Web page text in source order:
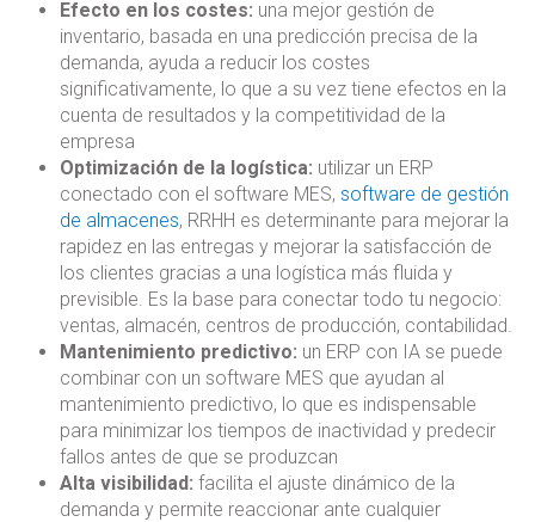
e
Efecto en los costes: una mejor gestión de
inventario, basada en una predicción precisa de la
demanda, ayuda a reducir los costes
significativamente, lo que a su vez tiene efectos en la
cuenta de resultados y la competitividad de la
empresa
Optimización de la logística: utilizar un ERP
conectado con el software MES,software de gestión
de almacenes, RRHH es determinante para mejorar la
rapidez en las entregas y mejorar la satisfacción de
los clientes gracias a una logística más fluida y
previsible. Es la base para conectar todo tu negocio:
ventas, almacén, centros de producción, contabilidad.
Mantenimiento predictivo: un ERP con IA se puede
combinar con un software MES que ayudan al
mantenimiento predictivo, lo que es indispensable
para minimizar los tiempos de inactividad y predecir
fallos antes de que se produzcan
Alta visibilidad: facilita el ajuste dinámico de la
demanda y permite reaccionar ante cualquier